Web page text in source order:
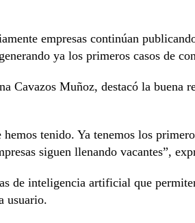
empresas continúan
ya los primeros casos de
Cavazos Muñoz, destacó la buena
tenido. Ya tenemos los
siguen llenando vacantes”,
de inteligencia artificial que
usuario.